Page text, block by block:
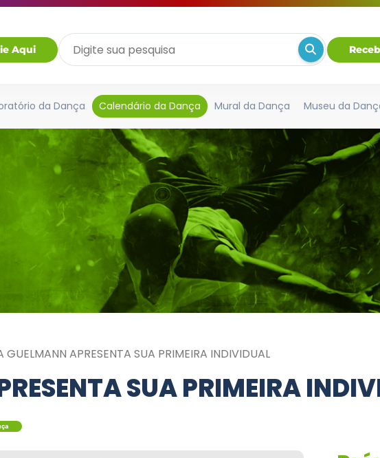
Aqui
da Dança Calendário da Dança Mural da Dança Museu da
GUELMANN APRESENTA SUA PRIMEIRA INDIVIDUAL
SUA PRIMEIRA